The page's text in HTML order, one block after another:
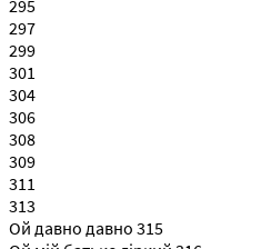
295
297
299
301
304
306
308
309
311
313
Ой давно давно 315